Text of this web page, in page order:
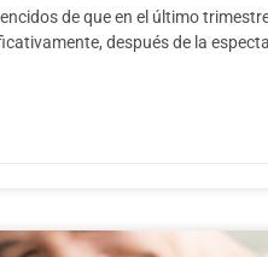
de que en el último
después de la